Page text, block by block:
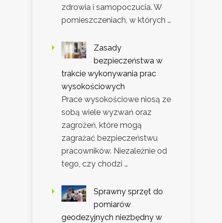
zdrowia i samopoczucia. W
pomieszczeniach, w których …
Zasady
bezpieczeństwa w
trakcie wykonywania prac
wysokościowych
Prace wysokościowe niosą ze
sobą wiele wyzwań oraz
zagrożeń, które mogą
zagrażać bezpieczeństwu
pracowników. Niezależnie od
tego, czy chodzi …
Sprawny sprzęt do
pomiarów
geodezyjnych niezbędny w